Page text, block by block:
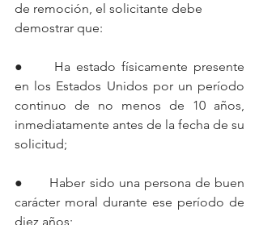
de remoción, el solicitante debe
demostrar que:
● 	Ha estado físicamente presente
en los Estados Unidos por un período
continuo de no menos de 10 años,
inmediatamente antes de la fecha de su
solicitud;
● 	Haber sido una persona de buen
carácter moral durante ese período de
diez años;